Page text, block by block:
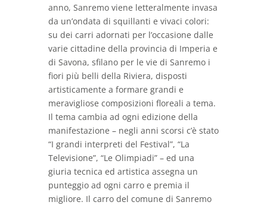
anno, Sanremo viene letteralmente invasa
da un’ondata di squillanti e vivaci colori:
su dei carri adornati per l’occasione dalle
varie cittadine della provincia di Imperia e
di Savona, sfilano per le vie di Sanremo i
fiori più belli della Riviera, disposti
artisticamente a formare grandi e
meravigliose composizioni floreali a tema.
Il tema cambia ad ogni edizione della
manifestazione – negli anni scorsi c’è stato
“I grandi interpreti del Festival”, “La
Televisione”, “Le Olimpiadi” – ed una
giuria tecnica ed artistica assegna un
punteggio ad ogni carro e premia il
migliore. Il carro del comune di Sanremo